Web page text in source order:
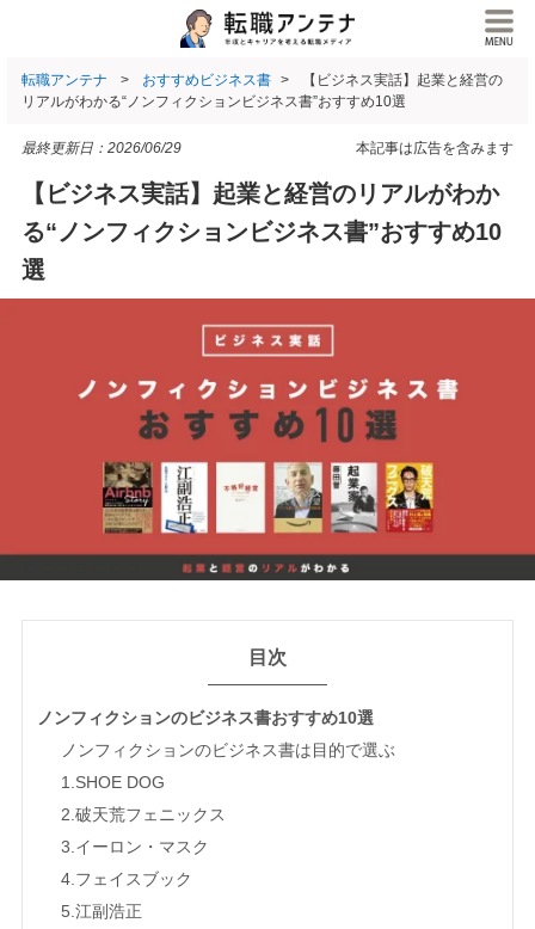
転職アンテナ おすすめビジネス書
【ビジネス実話】起業と経営の
リアルがわかる“ノンフィクションビジネス書”おすすめ10選
本記事は広告を含みます
最終更新日： 2026/06/29
【ビジネス実話】起業と経営のリアルがわか
る“ノンフィクションビジネス書”おすすめ10
選
目次
ノンフィクションのビジネス書おすすめ10選
ノンフィクションのビジネス書は目的で選ぶ
1.SHOE DOG
2.破天荒フェニックス
3.イーロン・マスク
4.フェイスブック
5.江副浩正